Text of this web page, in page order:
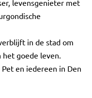
levensgenieter met
in de stad om
goede leven.
en iedereen in Den